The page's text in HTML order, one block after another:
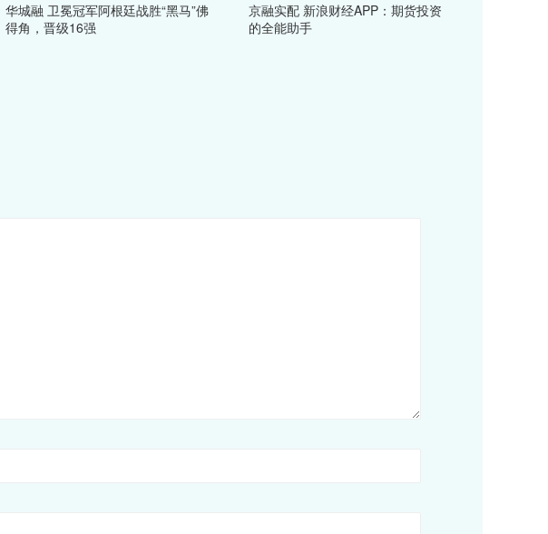
华城融 卫冕冠军阿根廷战胜“黑马”佛
得角，晋级16强
京融实配 新浪财经APP：期货投资
的全能助手